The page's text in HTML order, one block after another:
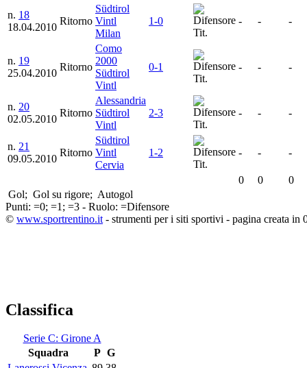
n. 18
18.04.2010
Ritorno
Südtirol
Vintl
Milan
1-0
Tit.
- - -
n. 19
25.04.2010
Ritorno
Como
2000
Südtirol
Vintl
0-1
Tit.
- - -
n. 20
02.05.2010
Ritorno
Alessandria
Südtirol
Vintl
2-3
Tit.
- - -
n. 21
09.05.2010
Ritorno
Südtirol
Vintl
Cervia
1-2
Tit.
- - -
0 0
0
Gol; Gol su rigore; Autogol
Punti: =0; =1; =3 - Ruolo: =Difensore
© www.sportrentino.it - strumenti per i siti sportivi - pagina creata in
Classifica
Serie C: Girone A
Squadra
P G